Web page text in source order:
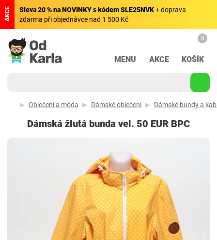
AKCE Sleva 20 % na NOVINKY s kódem SLE25NVK+ doprava
zdarma při objednávce nad 1 500 Kč
MENU AKCE
0
KOŠÍK
Oblečení a móda Dámské oblečení Dámské bundy a
Dámská žlutá bunda vel. 50 EUR BPC